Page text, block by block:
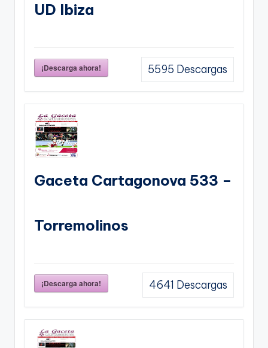
UD Ibiza
¡Descarga ahora! 5595 Descargas
Gaceta Cartagonova 533 –
Torremolinos
¡Descarga ahora! 4641 Descargas